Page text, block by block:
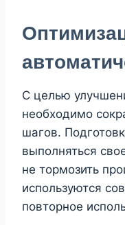
С целью
необходимо
шагов.
выполняться
не тормозить
используются
повторное